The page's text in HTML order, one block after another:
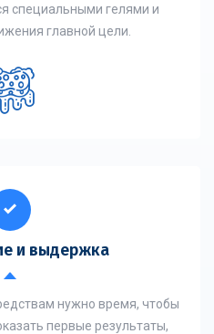
специальными гелями и
главной цели.
и выдержка
нужно время, чтобы
первые результаты,